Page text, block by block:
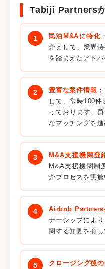
Tabiji Partners
民泊M&Aに特化
介として、業界
を踏まえたアド
豊富な案件情報
して、常時100
っております。
なマッチングを
M&A支援機関登
M&A支援機関制
介プロセスを実施
Airbnb Partners
ナーシップによ
関する知見を有し
クロージング後